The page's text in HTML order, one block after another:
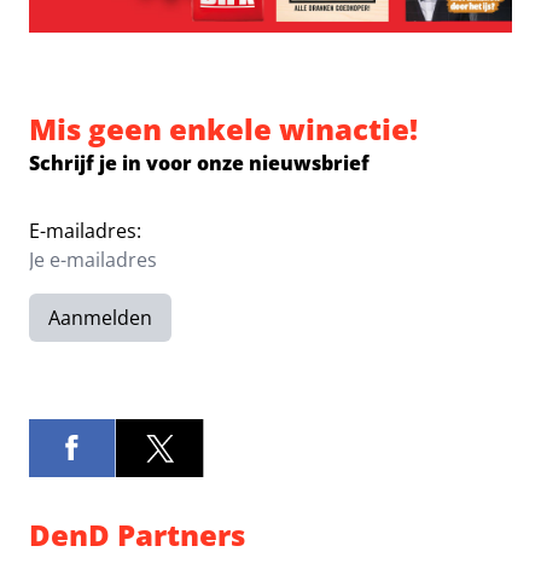
Mis geen enkele winactie!
Schrijf je in voor onze nieuwsbrief
E-mailadres:
Aanmelden
DenD Partners